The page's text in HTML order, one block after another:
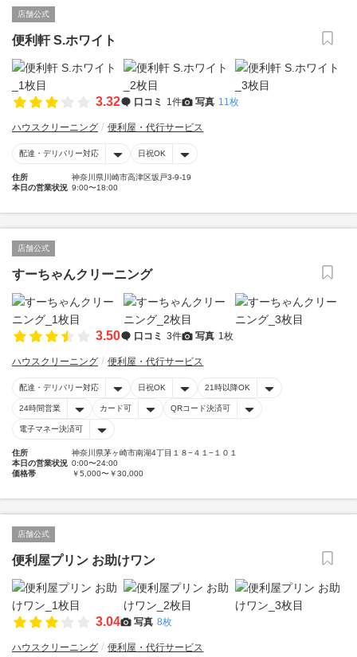
店舗公式
便利軒 S.ホワイト
3.32 口コミ 1件 写真 11枚
ハウスクリーニング 便利屋・代行サービス
配達・デリバリー対応 日祝OK
住所
神奈川県川崎市高津区坂戸3-9-19
本日の営業状況 9:00〜18:00
店舗公式
すーちゃんクリーニング
3.50 口コミ 3件 写真 1枚
ハウスクリーニング 便利屋・代行サービス
配達・デリバリー対応 日祝OK 21時以降OK
24時間営業 カード可 QRコード決済可
電子マネー決済可
住所
神奈川県茅ヶ崎市南湖4丁目１８−４１−１０１
本日の営業状況 0:00〜24:00
価格帯
￥5,000〜￥30,000
店舗公式
便利屋プリン お助けワン
3.04 写真 8枚
ハウスクリーニング 便利屋・代行サービス